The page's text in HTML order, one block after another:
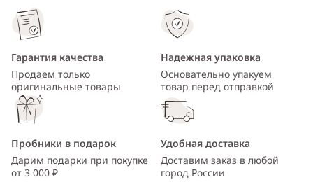
Гарантия качества
Продаем только
оригинальные товары
Надежная упаковка
Основательно упакуем
товар перед отправкой
Пробники в подарок
Дарим подарки при покупке
от 3 000 ₽
Удобная доставка
Доставим заказ в любой
город России